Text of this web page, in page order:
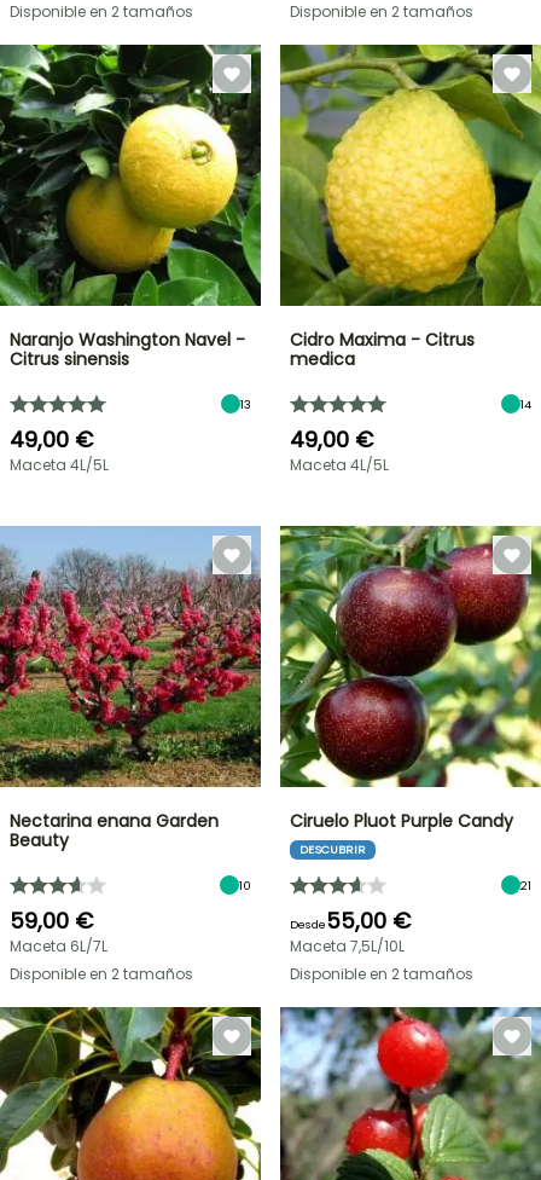
Disponible en 2 tamaños
Disponible en 2 tamaños
Naranjo Washington Navel -
Citrus sinensis
13
49,00 €
Maceta 4L/5L
Cidro Maxima - Citrus
medica
14
49,00 €
Maceta 4L/5L
Nectarina enana Garden
Beauty
10
59,00 €
Maceta 6L/7L
Disponible en 2 tamaños
Ciruelo Pluot Purple Candy
DESCUBRIR
21
Desde55,00 €
Maceta 7,5L/10L
Disponible en 2 tamaños